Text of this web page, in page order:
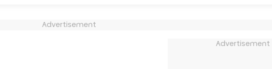
Advertisement
Advertisement